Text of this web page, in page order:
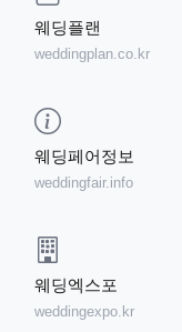
웨딩플랜
weddingplan.co.kr
웨딩페어정보
weddingfair.info
웨딩엑스포
weddingexpo.kr